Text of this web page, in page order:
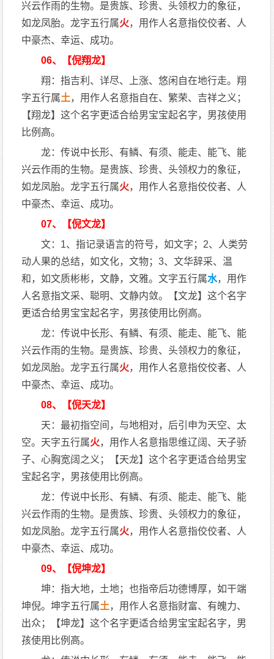
兴云作雨的生物。是贵族、珍贵、头领权力的象征，
如龙凤胎。龙字五行属火，用作人名意指佼佼者、人
中豪杰、幸运、成功。
06、【倪翔龙】
翔：指吉利、详尽、上涨、悠闲自在地行走。翔
字五行属土，用作人名意指自在、繁荣、吉祥之义；
【翔龙】这个名字更适合给男宝宝起名字，男孩使用
比例高。
龙：传说中长形、有鳞、有须、能走、能飞、能
兴云作雨的生物。是贵族、珍贵、头领权力的象征，
如龙凤胎。龙字五行属火，用作人名意指佼佼者、人
中豪杰、幸运、成功。
07、【倪文龙】
文：1、指记录语言的符号，如文字；2、人类劳
动人果的总结，如文化，文物；3、文华辞采、温
和，如文质彬彬，文静，文雅。文字五行属水，用作
人名意指文采、聪明、文静内敛。【文龙】这个名字
更适合给男宝宝起名字，男孩使用比例高。
龙：传说中长形、有鳞、有须、能走、能飞、能
兴云作雨的生物。是贵族、珍贵、头领权力的象征，
如龙凤胎。龙字五行属火，用作人名意指佼佼者、人
中豪杰、幸运、成功。
08、【倪天龙】
天：最初指空间，与地相对，后引申为天空、太
空。天字五行属火，用作人名意指思维辽阔、天子骄
子、心胸宽阔之义；【天龙】这个名字更适合给男宝
宝起名字，男孩使用比例高。
龙：传说中长形、有鳞、有须、能走、能飞、能
兴云作雨的生物。是贵族、珍贵、头领权力的象征，
如龙凤胎。龙字五行属火，用作人名意指佼佼者、人
中豪杰、幸运、成功。
09、【倪坤龙】
坤：指大地，土地；也指帝后功德博厚，如干端
坤倪。坤字五行属土，用作人名意指财富、有魄力、
出众；【坤龙】这个名字更适合给男宝宝起名字，男
孩使用比例高。